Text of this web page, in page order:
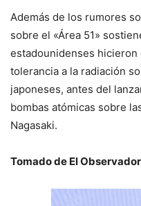
Además de los rumores
sobre el «Área 51»
estadounidenses
tolerancia a la radiación
japoneses, antes del
bombas atómicas sobre
Nagasaki.
Tomado de El Observador